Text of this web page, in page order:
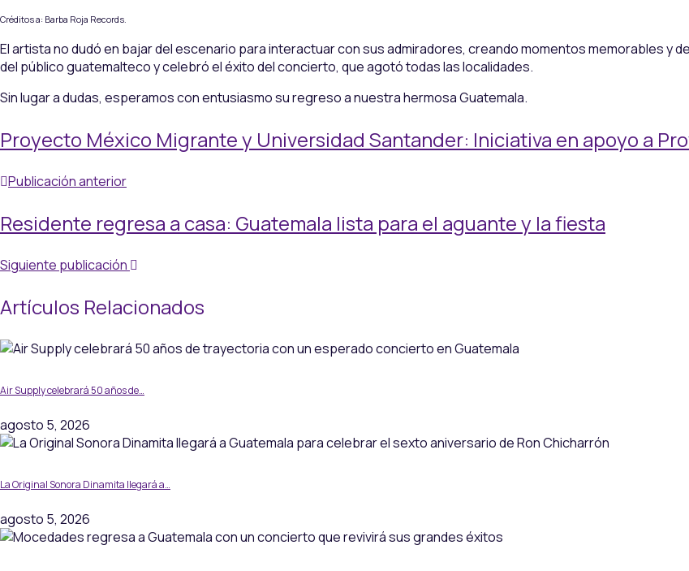
Créditos a: Barba Roja Records.
El artista no dudó en bajar del escenario para interactuar con sus admiradores, creando momentos memorables y
del público guatemalteco y celebró el éxito del concierto, que agotó todas las localidades.
Sin lugar a dudas, esperamos con entusiasmo su regreso a nuestra hermosa Guatemala.
Proyecto México Migrante y Universidad Santander: Iniciativa en apoyo a
Publicación anterior
Residente regresa a casa: Guatemala lista para el aguante y la fiesta
Siguiente publicación
Artículos Relacionados
Air Supply celebrará 50 años de…
agosto 5, 2026
La Original Sonora Dinamita llegará a…
agosto 5, 2026